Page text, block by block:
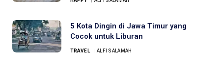
5 Kota Dingin di Jawa Timur yang
Cocok untuk Liburan
TRAVEL ALFI SALAMAH